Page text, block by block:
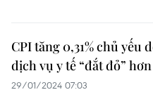
CPI tăng 0,31% chủ yếu
dịch vụ y tế “đắt đỏ” hơn
29/01/2024 07:03